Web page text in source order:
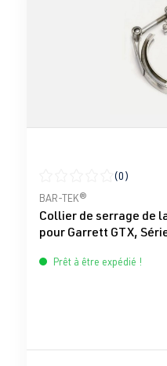
Note moyenne de 0 sur
(0)
BAR-TEK®
Collier de serrage de
pour Garrett GTX,
Prêt à être expédié !